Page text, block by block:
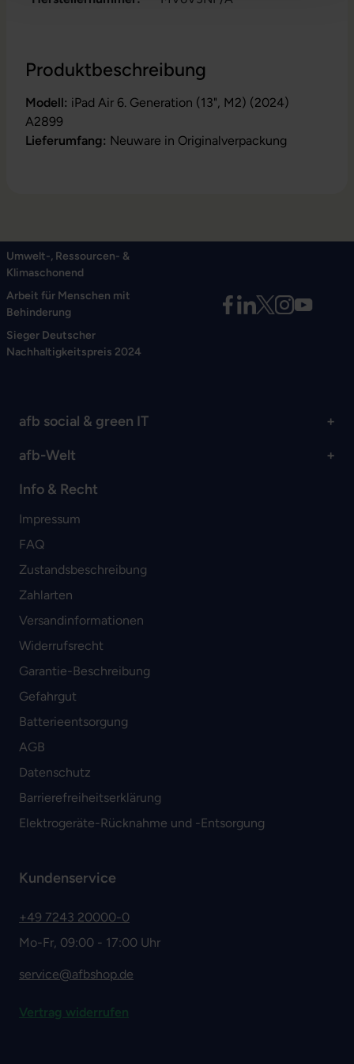
Produktbeschreibung
Modell: iPad Air 6. Generation (13", M2) (2024)
A2899
Lieferumfang: Neuware in Originalverpackung
Umwelt-, Ressourcen- &
Klimaschonend
Arbeit für Menschen mit
Behinderung
Sieger Deutscher
Nachhaltigkeitspreis 2024
afb social & green IT
afb-Welt
Info & Recht
Impressum
FAQ
Zustandsbeschreibung
Zahlarten
Versandinformationen
Widerrufsrecht
Garantie-Beschreibung
Gefahrgut
Batterieentsorgung
AGB
Datenschutz
Barrierefreiheitserklärung
Elektrogeräte-Rücknahme und -Entsorgung
Kundenservice
+49 7243 20000-0
Mo-Fr, 09:00 - 17:00 Uhr
service@afbshop.de
Vertrag widerrufen